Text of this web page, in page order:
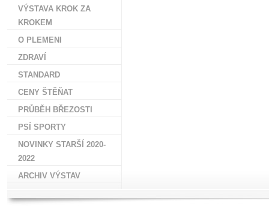
VÝSTAVA KROK ZA
KROKEM
O PLEMENI
ZDRAVÍ
STANDARD
CENY ŠTĚŇAT
PRŮBĚH BŘEZOSTI
PSÍ SPORTY
NOVINKY STARŠÍ 2020-
2022
ARCHIV VÝSTAV